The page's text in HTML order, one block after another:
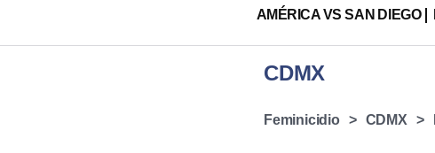
AMÉRICA VS SAN DIEGO
CDMX
Feminicidio CDMX